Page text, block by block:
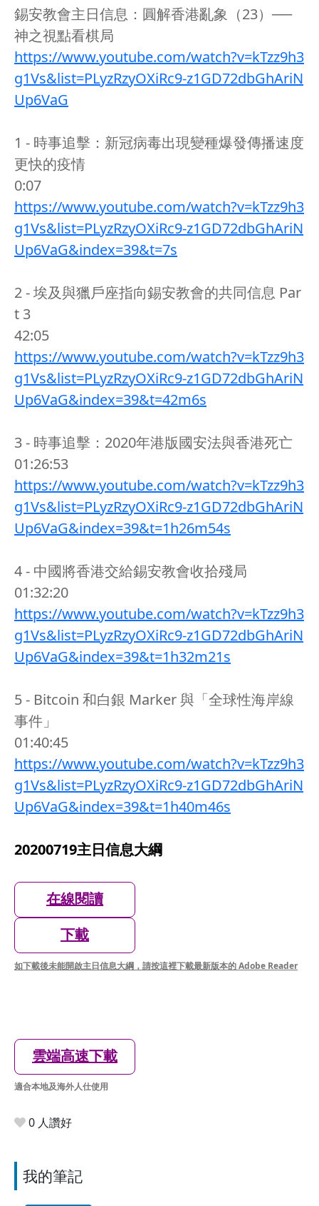
錫安教會主日信息：圓解香港亂象（23）──
神之視點看棋局
https://www.youtube.com/watch?v=kTzz9h3
g1Vs&list=PLyzRzyOXiRc9-z1GD72dbGhAriN
Up6VaG
1 - 時事追擊：新冠病毒出現變種爆發傳播速度
更快的疫情
0:07
https://www.youtube.com/watch?v=kTzz9h3
g1Vs&list=PLyzRzyOXiRc9-z1GD72dbGhAriN
Up6VaG&index=39&t=7s
2 - 埃及與獵戶座指向錫安教會的共同信息 Par
t 3
42:05
https://www.youtube.com/watch?v=kTzz9h3
g1Vs&list=PLyzRzyOXiRc9-z1GD72dbGhAriN
Up6VaG&index=39&t=42m6s
3 - 時事追擊：2020年港版國安法與香港死亡
01:26:53
https://www.youtube.com/watch?v=kTzz9h3
g1Vs&list=PLyzRzyOXiRc9-z1GD72dbGhAriN
Up6VaG&index=39&t=1h26m54s
4 - 中國將香港交給錫安教會收拾殘局
01:32:20
https://www.youtube.com/watch?v=kTzz9h3
g1Vs&list=PLyzRzyOXiRc9-z1GD72dbGhAriN
Up6VaG&index=39&t=1h32m21s
5 - Bitcoin 和白銀 Marker 與「全球性海岸線
事件」
01:40:45
https://www.youtube.com/watch?v=kTzz9h3
g1Vs&list=PLyzRzyOXiRc9-z1GD72dbGhAriN
Up6VaG&index=39&t=1h40m46s
20200719主日信息大綱
在線閱讀
下載
如下載後未能開啟主日信息大綱，請按這裡下載最新版本的 Adobe Reader
雲端高速下載
適合本地及海外人仕使用
0 人讚好
我的筆記